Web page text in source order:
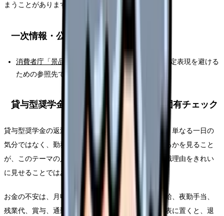
まうことがあります。
一次情報・公的情報
消費者庁「景品表示法」
：優良・有利に見せる断定表現を避ける
ための参照先です。
貸与型奨学金の返済中に辞めたい時の固有チェック
貸与型奨学金の返済中に辞めたいが出てきた時点で、単なる一日の
気分ではなく、勤務条件として何が積み上がっているかを見ること
が、このテーマの入口です。ここで大切なのは、退職理由をきれい
に見せることではありません。
お金の不安は、月収だけでは判断できません。基本給、夜勤手当、
残業代、賞与、通勤時間、社会保険、固定費を同じ表に置くと、退